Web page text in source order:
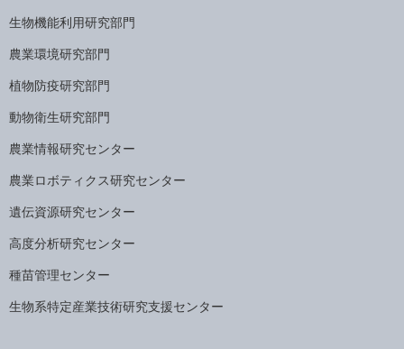
生物機能利用研究部門
農業環境研究部門
植物防疫研究部門
動物衛生研究部門
農業情報研究センター
農業ロボティクス研究センター
遺伝資源研究センター
高度分析研究センター
種苗管理センター
生物系特定産業技術研究支援センター